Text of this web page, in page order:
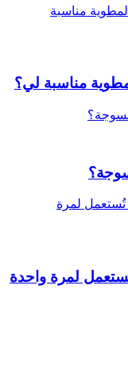
مناسبة لي؟
لمرة واحدة